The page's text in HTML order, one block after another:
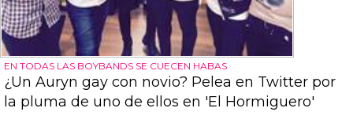
EN TODAS LAS BOYBANDS SE CUECEN HABAS
¿Un Auryn gay con novio? Pelea en Twitter por
la pluma de uno de ellos en 'El Hormiguero'